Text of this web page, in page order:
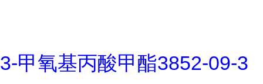
3-甲氧基丙酸甲酯3852-09-3